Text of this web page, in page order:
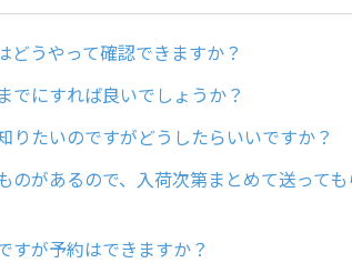
どうやって確認できますか？
でにすれば良いでしょうか？
りたいのですがどうしたらいいですか？
のがあるので、入荷次第まとめて送って
すが予約はできますか？